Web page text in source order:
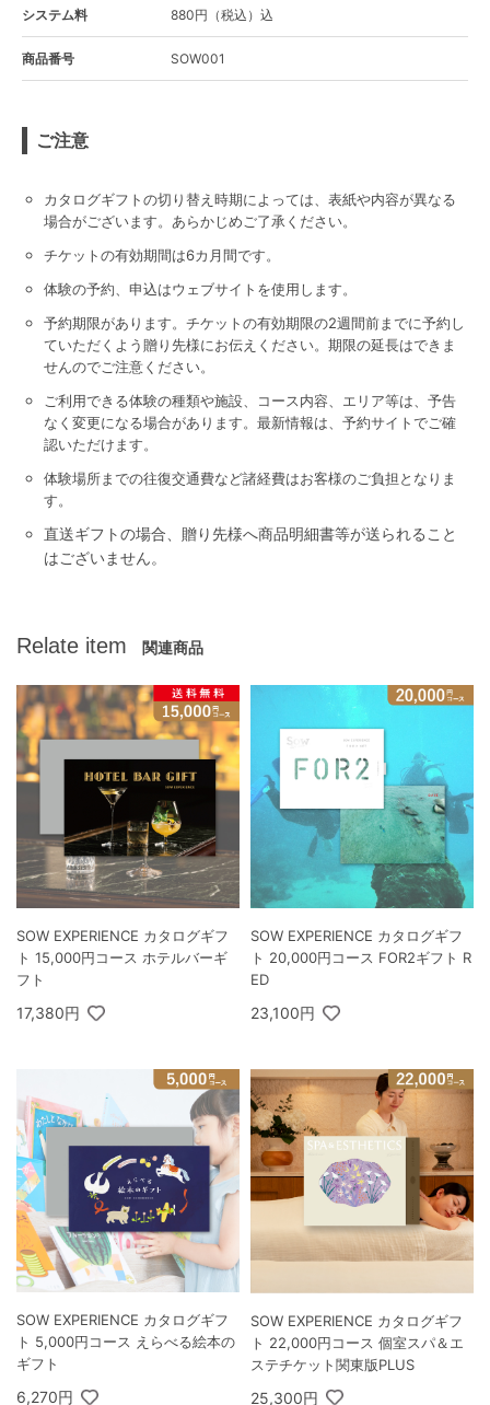
システム料 880円（税込）込
商品番号 SOW001
ご注意
カタログギフトの切り替え時期によっては、表紙や内容が異なる
場合がございます。あらかじめご了承ください。
チケットの有効期間は6カ月間です。
体験の予約、申込はウェブサイトを使用します。
予約期限があります。チケットの有効期限の2週間前までに予約し
ていただくよう贈り先様にお伝えください。期限の延長はできま
せんのでご注意ください。
ご利用できる体験の種類や施設、コース内容、エリア等は、予告
なく変更になる場合があります。最新情報は、予約サイトでご確
認いただけます。
体験場所までの往復交通費など諸経費はお客様のご負担となりま
す。
直送ギフトの場合、贈り先様へ商品明細書等が送られること
はございません。
Relate item 関連商品
SOW EXPERIENCE カタログギフ
ト 15,000円コース ホテルバーギ
フト
17,380円
SOW EXPERIENCE カタログギフ
ト 20,000円コース FOR2ギフト R
ED
23,100円
SOW EXPERIENCE カタログギフ
ト 5,000円コース えらべる絵本の
ギフト
6,270円
SOW EXPERIENCE カタログギフ
ト 22,000円コース 個室スパ＆エ
ステチケット関東版PLUS
25,300円